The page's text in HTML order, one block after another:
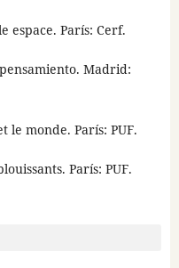
espace. París: Cerf.
Madrid:
le monde. París: PUF.
París: PUF.